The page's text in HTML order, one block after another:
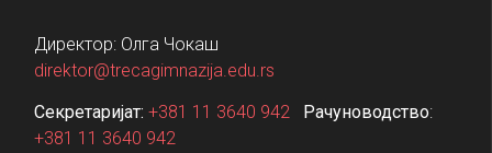
Директор: Олга Чокаш
direktor@trecagimnazija.edu.rs
Секретаријат: +381 11 3640 942 Рачуноводство:
+381 11 3640 942